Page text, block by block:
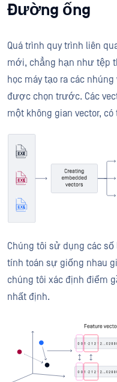
Đường ống
Quá trình quy trình liên
mới, chẳng hạn như tệp
học máy tạo ra các
được chọn trước. Các
một không gian vector,
Chúng tôi sử dụng các
tính toán sự giống nhau
chúng tôi xác định điểm
nhất định.